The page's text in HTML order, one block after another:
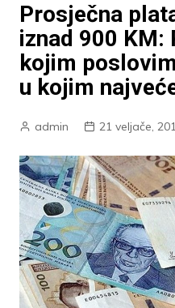
Prosječna
iznad 900 KM:
kojim
u kojim
admin 21 veljače,